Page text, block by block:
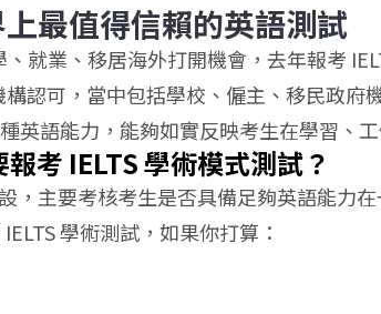
上最值得信賴的英語測試
就業、移居海外打開機會，去年報考
認可，當中包括學校、僱主、移民政府
語能力，能夠如實反映考生在學習、
考 IELTS 學術模式測試？
，主要考核考生是否具備足夠英語能力
學術測試，如果你打算：